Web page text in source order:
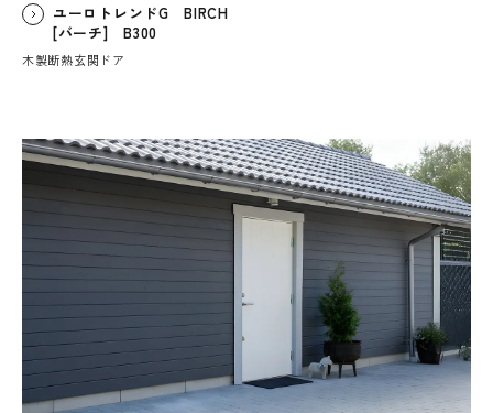
ユーロトレンドG BIRCH
[バーチ] B300
木製断熱玄関ドア